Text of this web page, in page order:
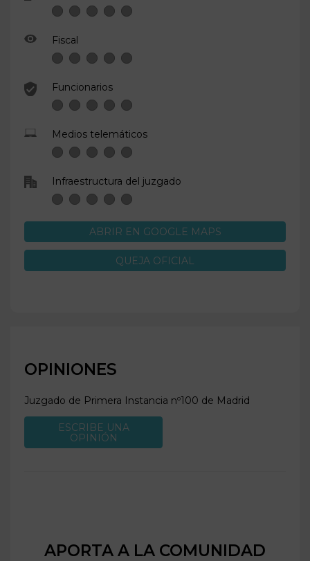
Fiscal
Funcionarios
Medios telemáticos
Infraestructura del juzgado
ABRIR EN GOOGLE MAPS
QUEJA OFICIAL
OPINIONES
Juzgado de Primera Instancia nº100 de Madrid
ESCRIBE UNA
OPINIÓN
APORTA A LA COMUNIDAD